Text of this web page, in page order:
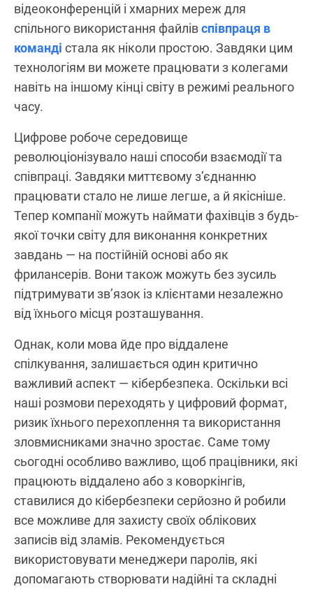
відеоконференцій і хмарних мереж для
спільного використання файлівспівпраця в
команді стала як ніколи простою. Завдяки цим
технологіям ви можете працювати з колегами
навіть на іншому кінці світу в режимі реального
часу.
Цифрове робоче середовище
революціонізувало наші способи взаємодії та
співпраці. Завдяки миттєвому з’єднанню
працювати стало не лише легше, а й якісніше.
Тепер компанії можуть наймати фахівців з будь-
якої точки світу для виконання конкретних
завдань — на постійній основі або як
фрилансерів. Вони також можуть без зусиль
підтримувати зв’язок із клієнтами незалежно
від їхнього місця розташування.
Однак, коли мова йде про віддалене
спілкування, залишається один критично
важливий аспект — кібербезпека. Оскільки всі
наші розмови переходять у цифровий формат,
ризик їхнього перехоплення та використання
зловмисниками значно зростає. Саме тому
сьогодні особливо важливо, щоб працівники, які
працюють віддалено або з коворкінгів,
ставилися до кібербезпеки серйозно й робили
все можливе для захисту своїх облікових
записів від зламів. Рекомендується
використовувати менеджери паролів, які
допомагають створювати надійні та складні